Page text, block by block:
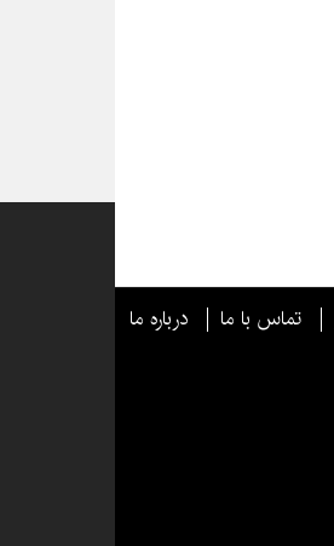
تماس با ما درباره ما